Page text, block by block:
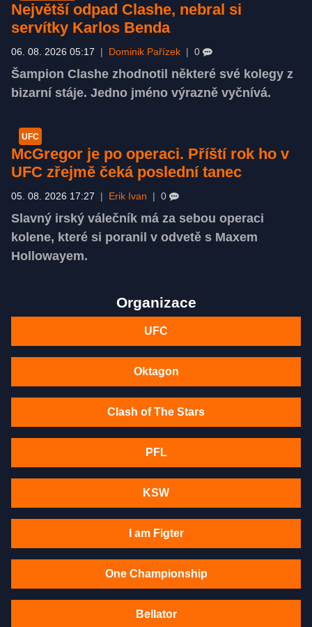
Největší odpad Clashe, nebral si
servítky Karlos Benda
06. 08. 2026 05:17 Dominik Pařízek 0
Šampion Clashe zhodnotil některé své kolegy z
bizarní stáje. Jedno jméno výrazně vyčnívá.
UFC
McGregor je po operaci. Příští rok ho v
UFC zřejmě čeká poslední tanec
05. 08. 2026 17:27 Erik Ivan 0
Slavný irský válečník má za sebou operaci
kolene, které si poranil v odvetě s Maxem
Hollowayem.
Organizace
UFC
Oktagon
Clash of The Stars
PFL
KSW
I am Figter
One Championship
Bellator